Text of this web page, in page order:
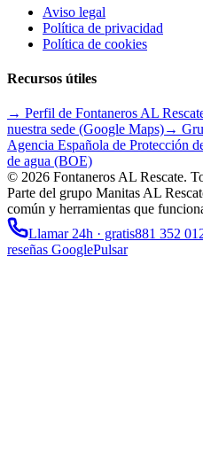
Aviso legal
Política de privacidad
Política de cookies
Recursos útiles
→ Perfil de Fontaneros AL
nuestra sede (Google Maps)→
Agencia Española de Protección
de agua (BOE)
© 2026 Fontaneros AL Rescate.
Parte del grupo Manitas AL
común y herramientas que
Llamar 24h · gratis881 352
reseñas GooglePulsar